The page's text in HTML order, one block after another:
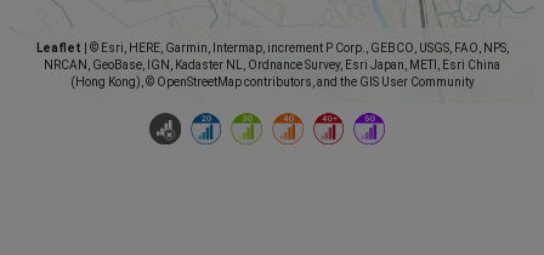
Leaflet
© Esri, HERE, Garmin, Intermap, increment P Corp., GEBCO, USGS, FAO, NPS,
NRCAN, GeoBase, IGN, Kadaster NL, Ordnance Survey, Esri Japan, METI, Esri China
(Hong Kong), © OpenStreetMap contributors, and the GIS User Community